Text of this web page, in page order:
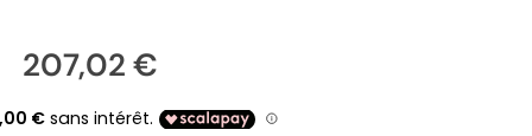
207,02 €